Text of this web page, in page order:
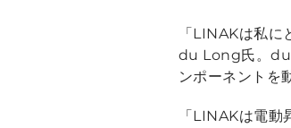
「LINAKは私
du Long氏。du
ンポーネントを
「LINAKは電